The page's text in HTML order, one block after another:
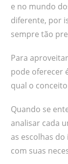
e no mundo
diferente, por
sempre tão
Para
pode oferecer
qual o
Quando se
analisar cada
as escolhas
com suas